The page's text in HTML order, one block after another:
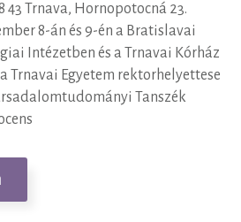
43 Trnava, Hornopotocná 23.
8-án és 9-én a Bratislavai
Intézetben és a Trnavai Kórház
Trnavai Egyetem rektorhelyettese
Tanszék